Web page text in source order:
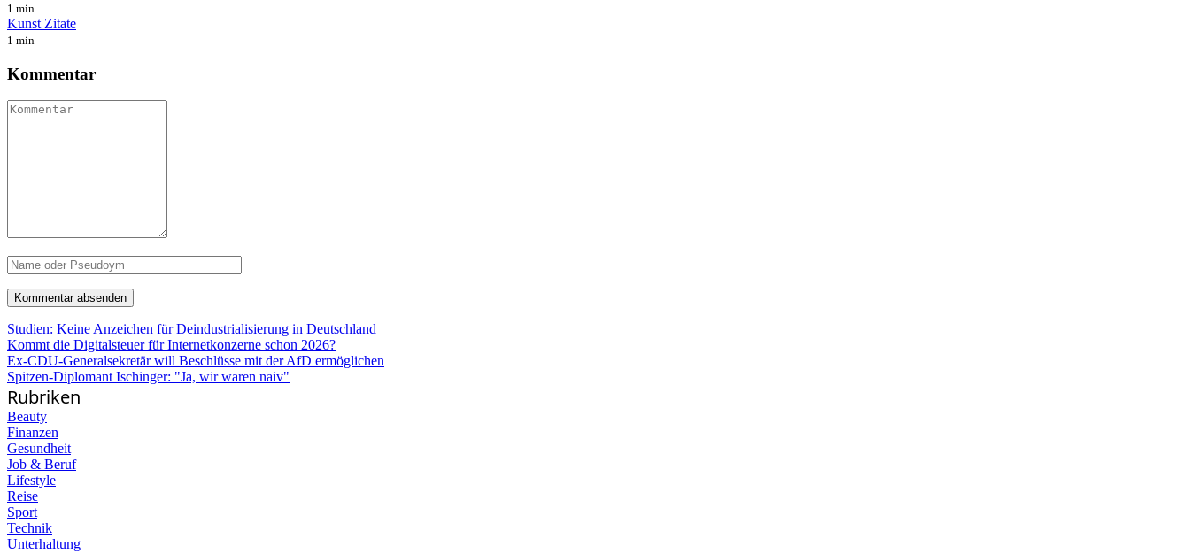
1 min
Kunst Zitate
1 min
Kommentar
Studien: Keine Anzeichen für Deindustrialisierung in Deutschland
Kommt die Digitalsteuer für Internetkonzerne schon 2026?
Ex-CDU-Generalsekretär will Beschlüsse mit der AfD ermöglichen
Spitzen-Diplomant Ischinger: "Ja, wir waren naiv"
Rubriken
Beauty
Finanzen
Gesundheit
Job & Beruf
Lifestyle
Reise
Sport
Technik
Unterhaltung